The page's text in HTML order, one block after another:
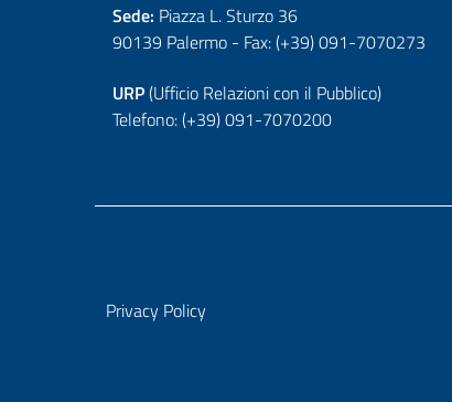
Sede: Piazza L. Sturzo 36
90139 Palermo - Fax: (+39) 091-7070273
URP(Ufficio Relazioni con il Pubblico)
Telefono: (+39) 091-7070200
Privacy Policy